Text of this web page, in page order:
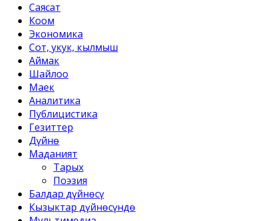
Саясат
Коом
Экономика
Сот, укук, кылмыш
Аймак
Шайлоо
Маек
Аналитика
Публицистика
Гезиттер
Дүйнө
Маданият
Тарых
Поэзия
Балдар дүйнөсү
Кызыктар дүйнөсүндө